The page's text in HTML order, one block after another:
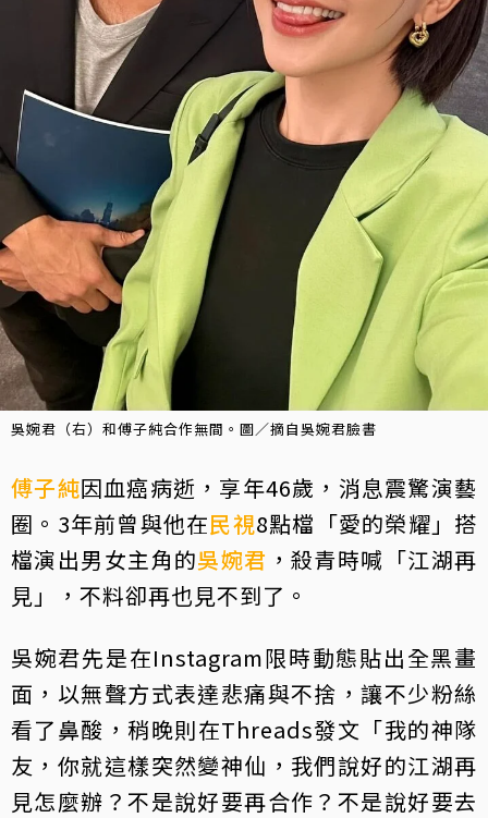
吳婉君（右）和傅子純合作無間。圖／摘自吳婉君臉書
傅子純因血癌病逝，享年46歲，消息震驚演藝
圈。3年前曾與他在民視8點檔「愛的榮耀」搭
檔演出男女主角的吳婉君 ，殺青時喊「江湖再
見」，不料卻再也見不到了。
吳婉君先是在Instagram限時動態貼出全黑畫
面，以無聲方式表達悲痛與不捨，讓不少粉絲
看了鼻酸，稍晚則在Threads發文「我的神隊
友，你就這樣突然變神仙，我們說好的江湖再
見怎麼辦？不是說好要再合作？不是說好要去